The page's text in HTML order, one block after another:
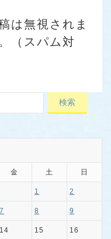
は無視されま
（スパム対
金 土 日
1 2
7 8 9
14 15 16